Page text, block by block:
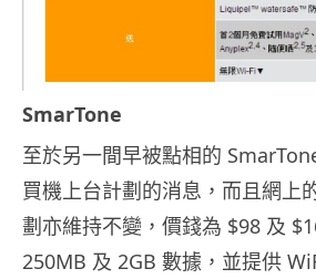
SmarTone
至於另一間早被點相的
買機上台計劃的消息，而且網上
劃亦維持不變，價錢為 $98 及
250MB 及 2GB 數據，並提供